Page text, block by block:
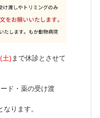
土) まで休診とさせて
ド・薬の受け渡
なります。